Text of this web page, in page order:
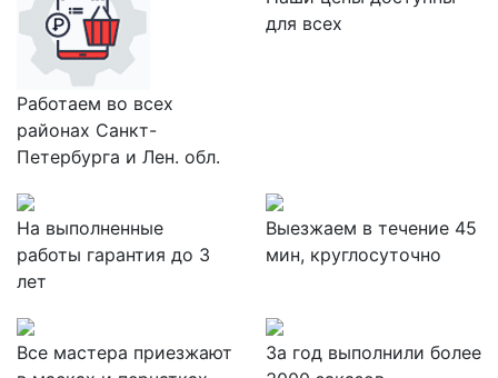
Работаем во всех
районах Санкт-
Петербурга и Лен. обл.
для всех
На выполненные
работы гарантия до 3
лет
Выезжаем в течение 45
мин, круглосуточно
Все мастера приезжают
За год выполнили более